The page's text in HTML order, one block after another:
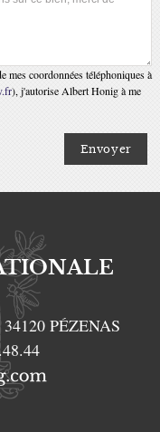
mes coordonnées téléphoniques à
), j'autorise Albert Honig à me
34120 PÉZENAS